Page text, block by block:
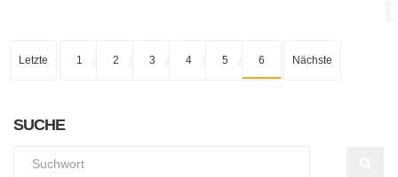
Letzte 1 2 3 4 5 6 Nächste
SUCHE